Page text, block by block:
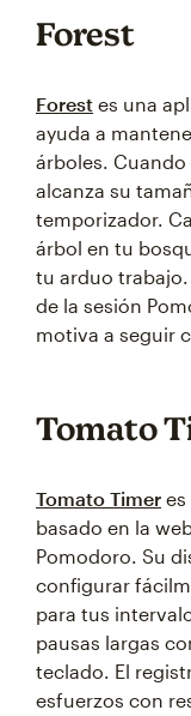
Forest
Forest es una
ayuda a
árboles. Cuando
alcanza su
temporizador.
árbol en tu
tu arduo trabajo.
de la sesión
motiva a seguir
Tomato
Tomato Timer
basado en la
Pomodoro. Su
configurar
para tus
pausas largas
teclado. El
esfuerzos con